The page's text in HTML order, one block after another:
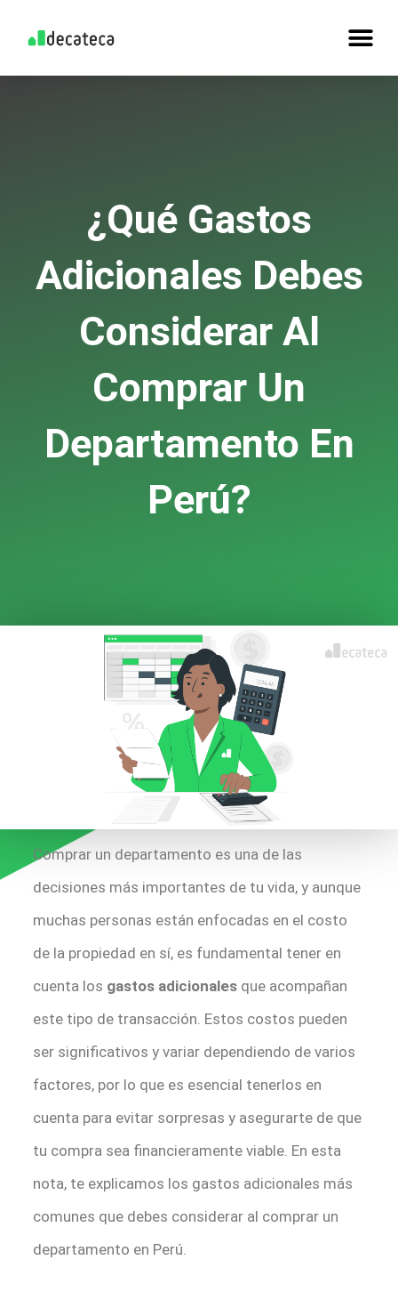
¿Qué Gastos
Adicionales Debes
Considerar Al
Comprar Un
Departamento En
Perú?
Comprar un departamento es una de las
decisiones más importantes de tu vida, y aunque
muchas personas están enfocadas en el costo
de la propiedad en sí, es fundamental tener en
cuenta los gastos adicionalesque acompañan
este tipo de transacción. Estos costos pueden
ser significativos y variar dependiendo de varios
factores, por lo que es esencial tenerlos en
cuenta para evitar sorpresas y asegurarte de que
tu compra sea financieramente viable. En esta
nota, te explicamos los gastos adicionales más
comunes que debes considerar al comprar un
departamento en Perú.